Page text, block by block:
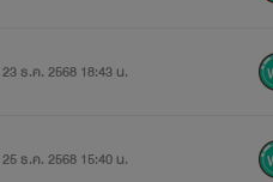
23 ธ.ค. 2568 18:43 น.
25 ธ.ค. 2568 15:40 น.